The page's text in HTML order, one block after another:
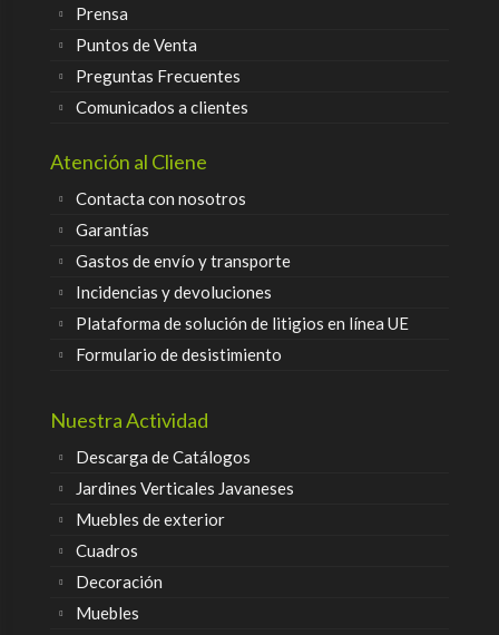
Prensa
Puntos de Venta
Preguntas Frecuentes
Comunicados a clientes
Atención al Cliene
Contacta con nosotros
Garantías
Gastos de envío y transporte
Incidencias y devoluciones
Plataforma de solución de litigios en línea UE
Formulario de desistimiento
Nuestra Actividad
Descarga de Catálogos
Jardines Verticales Javaneses
Muebles de exterior
Cuadros
Decoración
Muebles